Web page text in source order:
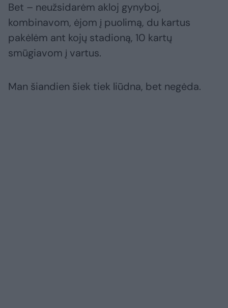
Bet – neužsidarėm akloj gynyboj,
kombinavom, ėjom į puolimą, du kartus
pakėlėm ant kojų stadioną, 10 kartų
smūgiavom į vartus.
Man šiandien šiek tiek liūdna, bet negėda.